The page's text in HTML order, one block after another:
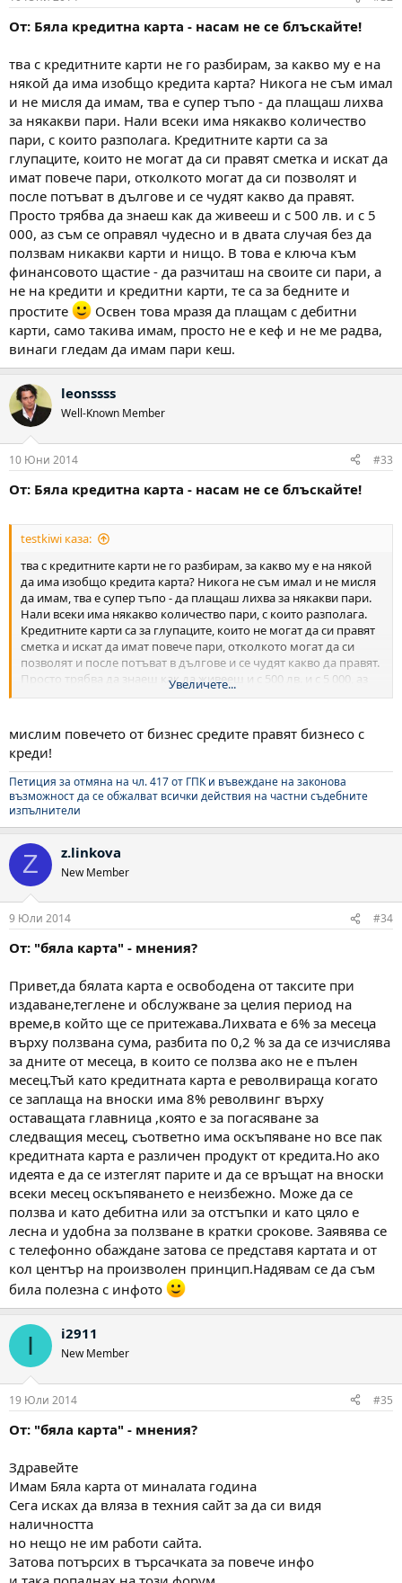
От: Бяла кредитна карта - насам не се блъскайте!
тва с кредитните карти не го разбирам, за какво му е на
някой да има изобщо кредита карта? Никога не съм имал
и не мисля да имам, тва е супер тъпо - да плащаш лихва
за някакви пари. Нали всеки има някакво количество
пари, с които разполага. Кредитните карти са за
глупаците, които не могат да си правят сметка и искат да
имат повече пари, отколкото могат да си позволят и
после потъват в дългове и се чудят какво да правят.
Просто трябва да знаеш как да живееш и с 500 лв. и с 5
000, аз съм се оправял чудесно и в двата случая без да
ползвам никакви карти и нищо. В това е ключа към
финансовото щастие - да разчиташ на своите си пари, а
не на кредити и кредитни карти, те са за бедните и
простите
Освен това мразя да плащам с дебитни
карти, само такива имам, просто не е кеф и не ме радва,
винаги гледам да имам пари кеш.
leonssss
Well-Known Member
10 Юни 2014 #33
От: Бяла кредитна карта - насам не се блъскайте!
testkiwi каза:
тва с кредитните карти не го разбирам, за какво му е на някой
да има изобщо кредита карта? Никога не съм имал и не мисля
да имам, тва е супер тъпо - да плащаш лихва за някакви пари.
Нали всеки има някакво количество пари, с които разполага.
Кредитните карти са за глупаците, които не могат да си правят
сметка и искат да имат повече пари, отколкото могат да си
позволят и после потъват в дългове и се чудят какво да правят.
Просто трябва да знаеш как да живееш и с 500 лв. и с 5 000, аз
съм се оправял чудесно и в двата случая без да ползвам
- да разчиташ на своите си пари, а не на кредити и кредитни
карти, те са за бедните и простите
Освен това мразя да
плащам с дебитни карти, само такива имам, просто не е кеф и
не ме радва, винаги гледам да имам пари кеш.
Увеличете...
мислим повечето от бизнес средите правят бизнесо с
креди!
Петиция за отмяна на чл. 417 от ГПК и въвеждане на законова
възможност да се обжалват всички действия на частни съдебните
изпълнители
Z z.linkova
New Member
9 Юли 2014 #34
От: "бяла карта" - мнения?
Привет,да бялата карта е освободена от таксите при
издаване,теглене и обслужване за целия период на
време,в който ще се притежава.Лихвата е 6% за месеца
върху ползвана сума, разбита по 0,2 % за да се изчислява
за дните от месеца, в които се ползва ако не е пълен
месец.Тъй като кредитната карта е револвираща когато
се заплаща на вноски има 8% револвинг върху
оставащата главница ,която е за погасяване за
следващия месец, съответно има оскъпяване но все пак
кредитната карта е различен продукт от кредита.Но ако
идеята е да се изтеглят парите и да се връщат на вноски
всеки месец оскъпяването е неизбежно. Може да се
ползва и като дебитна или за отстъпки и като цяло е
лесна и удобна за ползване в кратки срокове. Заявява се
с телефонно обаждане затова се представя картата и от
кол център на произволен принцип.Надявам се да съм
била полезна с инфото
I i2911
New Member
19 Юли 2014 #35
От: "бяла карта" - мнения?
Здравейте
Имам Бяла карта от миналата година
Сега исках да вляза в техния сайт за да си видя
наличността
но нещо не им работи сайта.
Затова потърсих в търсачката за повече инфо